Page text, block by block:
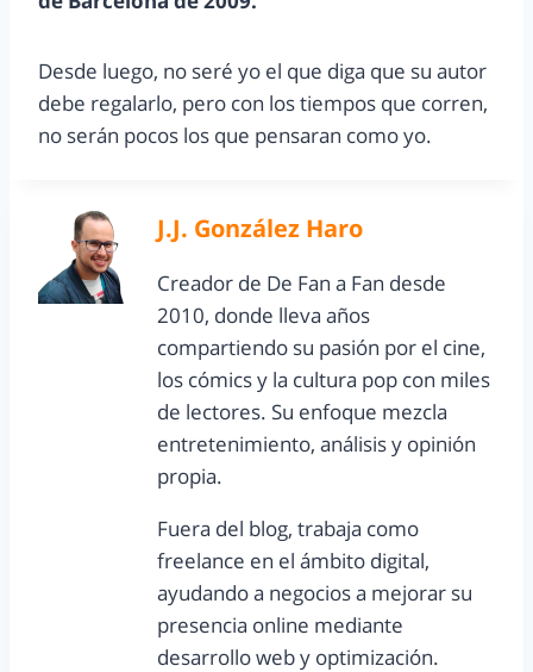
Desde luego, no seré yo el que diga que su autor
debe regalarlo, pero con los tiempos que corren,
no serán pocos los que pensaran como yo.
J.J. González Haro
Creador de De Fan a Fan desde
2010, donde lleva años
compartiendo su pasión por el cine,
los cómics y la cultura pop con miles
de lectores. Su enfoque mezcla
entretenimiento, análisis y opinión
propia.
Fuera del blog, trabaja como
freelance en el ámbito digital,
ayudando a negocios a mejorar su
presencia online mediante
desarrollo web y optimización.